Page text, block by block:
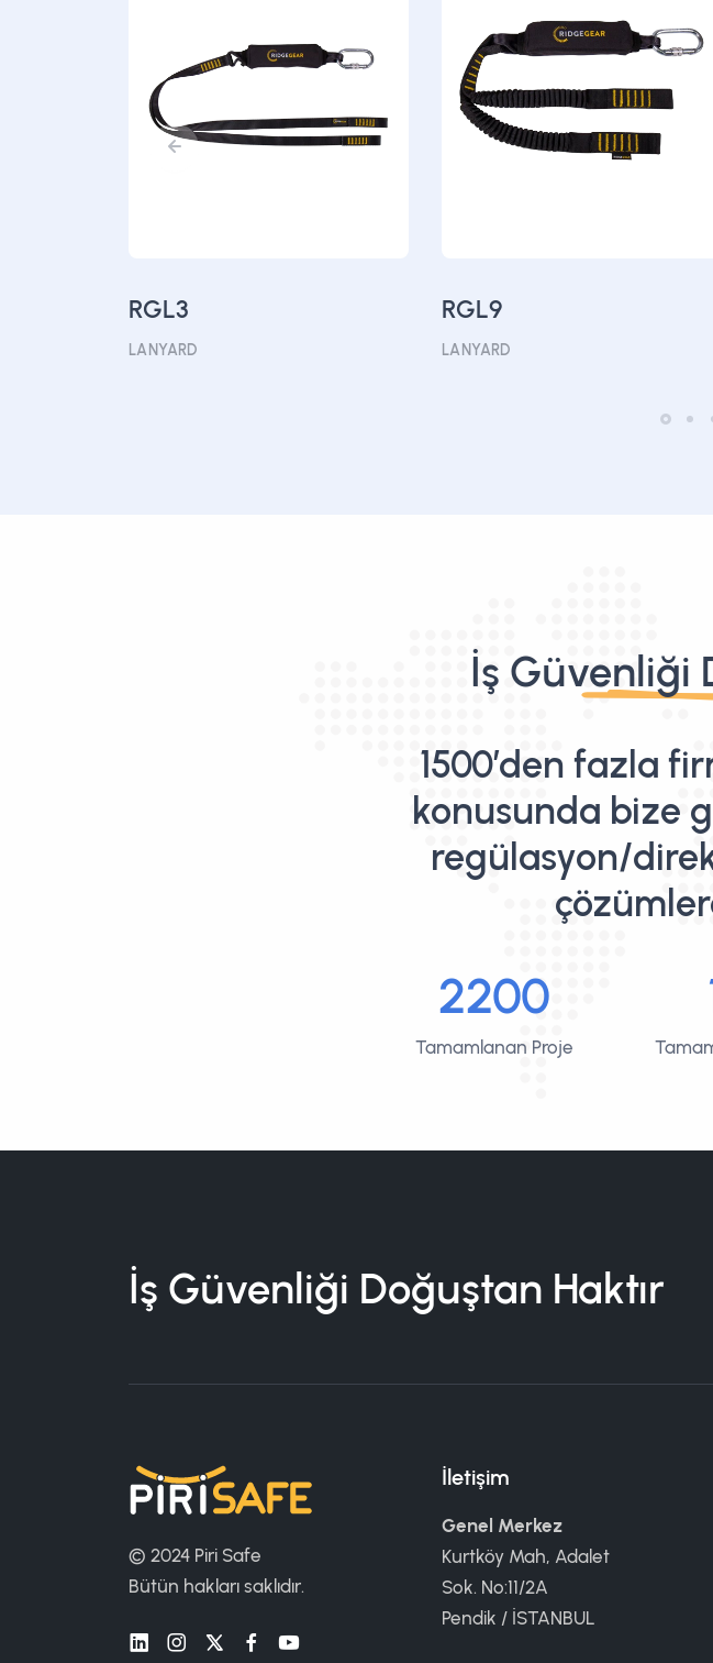
RGL3
LANYARD
RGL9
LANYARD
İş Güvenliği
1500’den fazla
konusunda bize
regülasyon/
2200
Tamamlanan Proje
İş Güvenliği Doğuştan Haktır
© 2024 Piri Safe
Bütün hakları saklıdır.
İletişim
Genel Merkez
Kurtköy Mah, Adalet
Sok. No:11/2A
Pendik / İSTANBUL